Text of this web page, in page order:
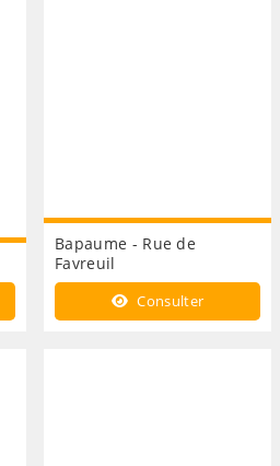
Bapaume - Rue de
Favreuil
Consulter